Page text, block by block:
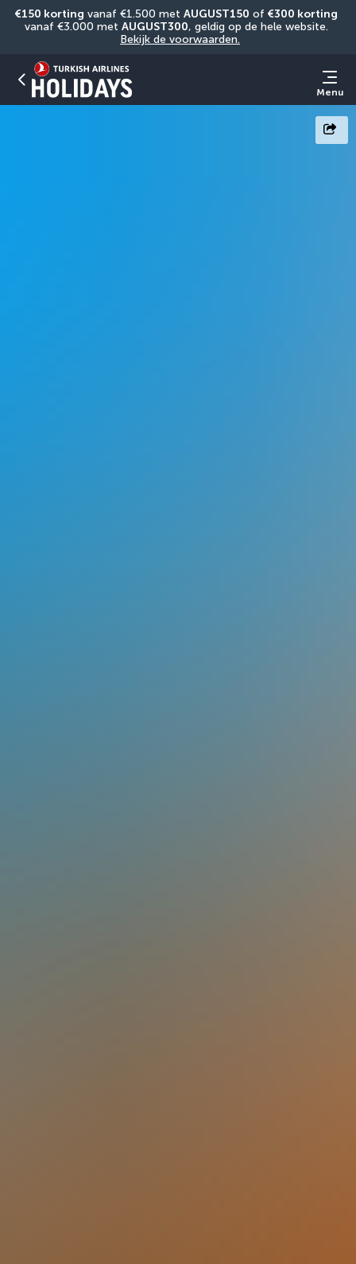
€150 korting vanaf €1.500 met AUGUST150 of €300 korting
vanaf €3.000 met AUGUST300
Bekijk de voorwaarden.
Menu